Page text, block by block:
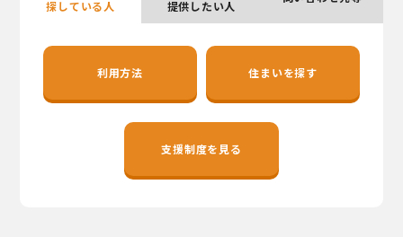
市町村を探す
移住者インタビュー
動画
地域おこし協力隊
探している人
提供したい人
利用方法 住まいを探す
支援制度を見る